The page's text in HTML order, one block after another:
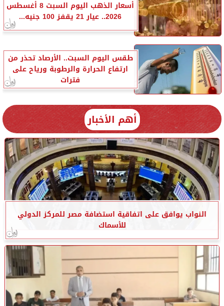
أسعار الذهب اليوم السبت 8 أغسطس
2026.. عيار 21 يقفز 100 جنيه...
طقس اليوم السبت.. الأرصاد تحذر من
ارتفاع الحرارة والرطوبة ورياح على
فترات
أهم الأخبار
النواب يوافق على اتفاقية استضافة مصر للمركز الدولي
للأسماك